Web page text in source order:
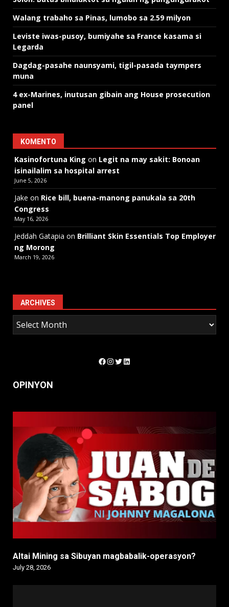
Walang trabaho sa Pinas, lumobo sa 2.59 milyon
Leviste iwas-pusoy, bumiyahe sa France kasama si
Legarda
Dagdag-pasahe naunsyami, tigil-pasada taympers
muna
4 ex-Marines, inutusan gibain ang House prosecution
panel
KOMENTO
Kasinofortuna King on Legit na may sakit: Bonoan
isinailalim sa hospital arrest
June 5, 2026
Jake on Rice bill, buena-manong panukala sa 20th
Congress
May 16, 2026
Jeddah Gatapia on Brilliant Skin Essentials Top Employer
ng Morong
March 19, 2026
ARCHIVES
Facebook
Instagram
Twitter
LinkedIn
OPINYON
Altai Mining sa Sibuyan magbabalik-operasyon?
July 28, 2026